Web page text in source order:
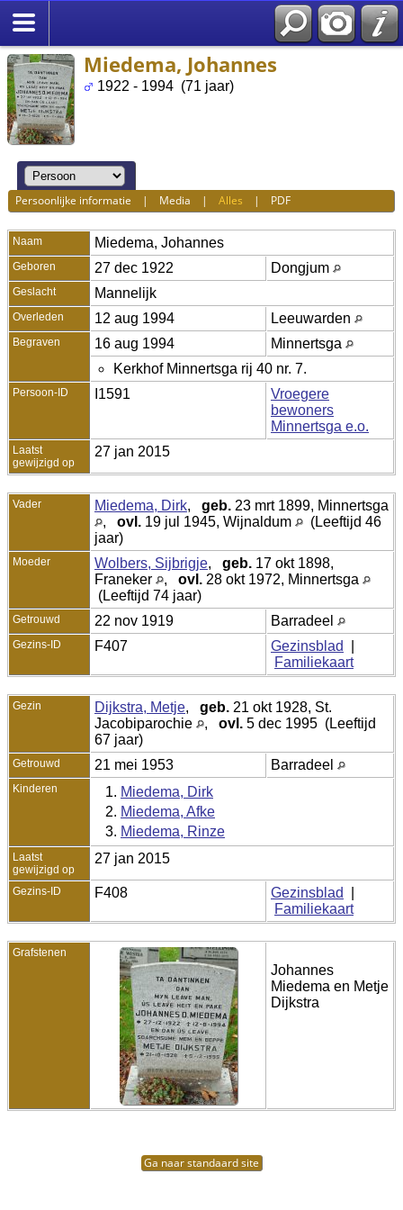
Miedema, Johannes
1922 - 1994 (71 jaar)
Persoonlijke informatie | Media |Alles | PDF
Naam Miedema, Johannes
Geboren 27 dec 1922 Dongjum
Geslacht Mannelijk
Overleden 12 aug 1994 Leeuwarden
Begraven 16 aug 1994
Minnertsga
Kerkhof Minnertsga rij 40 nr. 7.
Persoon-ID I1591
Vroegere
bewoners
Minnertsga e.o.
Laatst
gewijzigd op
27 jan 2015
Vader Miedema, Dirk, geb. 23 mrt 1899, Minnertsga
, ovl. 19 jul 1945, Wijnaldum
(Leeftijd 46
jaar)
Moeder Wolbers, Sijbrigje, geb. 17 okt 1898,
Franeker
, ovl. 28 okt 1972, Minnertsga
(Leeftijd 74 jaar)
Getrouwd 22 nov 1919 Barradeel
Gezins-ID F407 Gezinsblad
Familiekaart
Gezin Dijkstra, Metje, geb. 21 okt 1928, St.
Jacobiparochie
, ovl. 5 dec 1995 (Leeftijd
67 jaar)
Getrouwd 21 mei 1953 Barradeel
Kinderen 1. Miedema, Dirk
2. Miedema, Afke
3. Miedema, Rinze
Laatst
gewijzigd op
27 jan 2015
Gezins-ID F408 Gezinsblad
Familiekaart
Grafstenen
Johannes
Miedema en Metje
Dijkstra
Ga naar standaard site